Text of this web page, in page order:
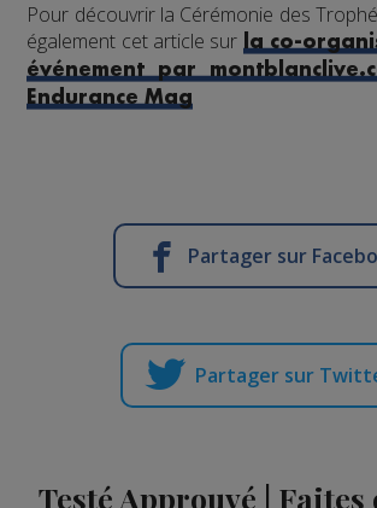
Pour découvrir la Cérémonie des
également cet article sur la co-
événement par
Endurance Mag
Partager sur
Partager sur
Testé Approuvé | Faites